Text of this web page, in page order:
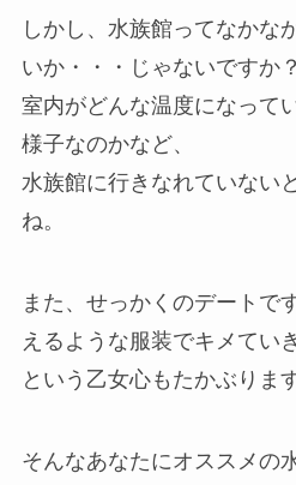
しかし、水族館ってなかな
いか・・・じゃないですか？
室内がどんな温度になって
様子なのかなど、
水族館に行きなれていない
ね。
また、せっかくのデートで
えるような服装でキメてい
という乙女心もたかぶりま
そんなあなたにオススメの